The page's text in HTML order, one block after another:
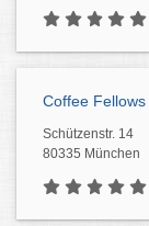
Coffee Fellows
Schützenstr. 14
80335 München